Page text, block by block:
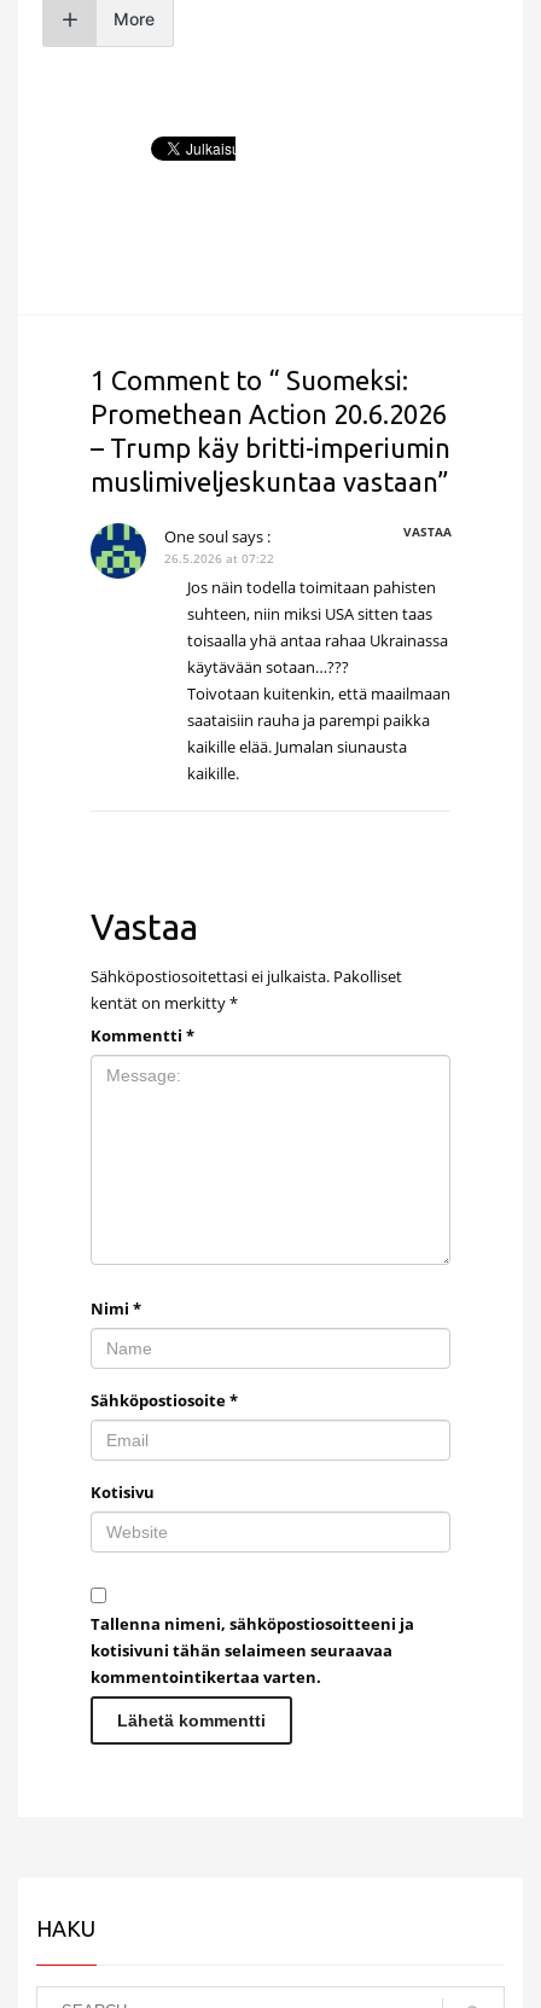
More
1 Comment to “ Suomeksi:
Promethean Action 20.6.2026
– Trump käy britti-imperiumin
muslimiveljeskuntaa vastaan”
One soulsays :
VASTAA
26.5.2026 at 07:22
Jos näin todella toimitaan pahisten
suhteen, niin miksi USA sitten taas
toisaalla yhä antaa rahaa Ukrainassa
käytävään sotaan…???
Toivotaan kuitenkin, että maailmaan
saataisiin rauha ja parempi paikka
kaikille elää. Jumalan siunausta
kaikille.
Vastaa
Sähköpostiosoitettasi ei julkaista. Pakolliset
kentät on merkitty*
Kommentti *
Nimi *
Sähköpostiosoite*
Kotisivu
Tallenna nimeni, sähköpostiosoitteeni ja
kotisivuni tähän selaimeen seuraavaa
kommentointikertaa varten.
HAKU